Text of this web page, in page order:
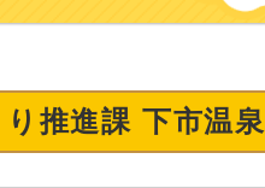
り推進課 下市